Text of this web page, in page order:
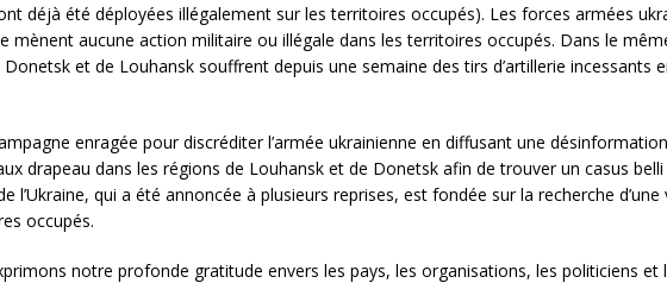
déjà été déployées illégalement sur les territoires occupés). Les forces armées
mènent aucune action militaire ou illégale dans les territoires occupés. Dans le
et de Louhansk souffrent depuis une semaine des tirs d’artillerie incessants
enragée pour discréditer l’armée ukrainienne en diffusant une
drapeau dans les régions de Louhansk et de Donetsk afin de trouver un casus
l’Ukraine, qui a été annoncée à plusieurs reprises, est fondée sur la recherche
occupés.
notre profonde gratitude envers les pays, les organisations, les politiciens et